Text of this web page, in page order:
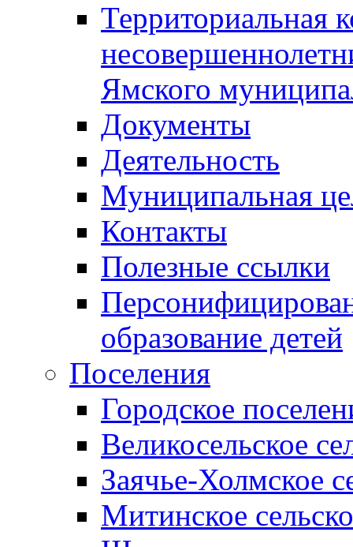
Территориальная
Ямского
Документы
Деятельность
Муниципальная
Контакты
Полезные ссылки
образование детей
Поселения
Городское
Великосельское
Заячье-Холмское
Митинское